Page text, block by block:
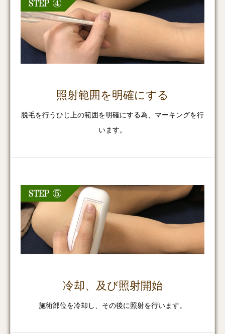
照射範囲を明確にする
脱毛を行うひじ上の範囲を明確にする為、マーキングを行
います。
冷却、及び照射開始
施術部位を冷却し、その後に照射を行います。